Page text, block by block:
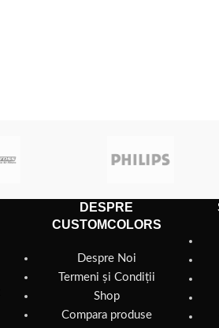
DESPRE
CUSTOMCOLORS
Despre Noi
Termeni și Condiții
Shop
Compara produse